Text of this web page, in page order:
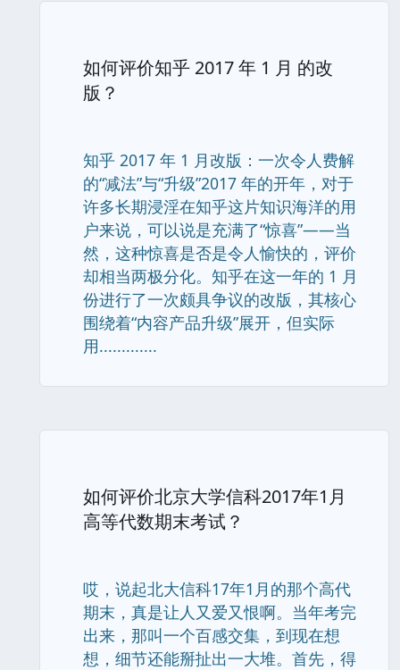
如何评价知乎 2017 年 1 月 的改
版？
知乎 2017 年 1 月改版：一次令人费解
的“减法”与“升级”2017 年的开年，对于
许多长期浸淫在知乎这片知识海洋的用
户来说，可以说是充满了“惊喜”——当
然，这种惊喜是否是令人愉快的，评价
却相当两极分化。知乎在这一年的 1 月
份进行了一次颇具争议的改版，其核心
围绕着“内容产品升级”展开，但实际
用.............
如何评价北京大学信科2017年1月
高等代数期末考试？
哎，说起北大信科17年1月的那个高代
期末，真是让人又爱又恨啊。当年考完
出来，那叫一个百感交集，到现在想
想，细节还能掰扯出一大堆。首先，得